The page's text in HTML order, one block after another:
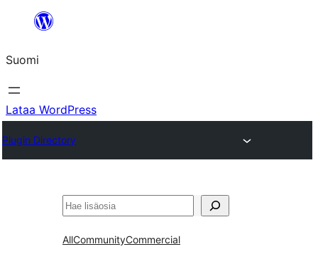
Suomi
Lataa WordPress
Plugin Directory
Etsi
AllCommunityCommercial